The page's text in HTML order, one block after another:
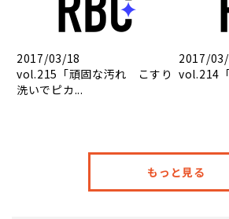
2017/03/18
vol.215「頑固な汚れ こすり
洗いでピカ...
2017/
vol.214
もっと見る